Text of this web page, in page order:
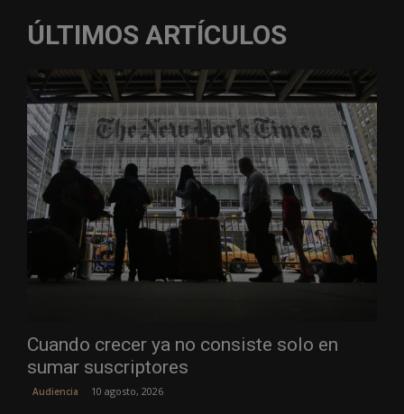
ÚLTIMOS ARTÍCULOS
Cuando crecer ya no consiste solo en
sumar suscriptores
Audiencia 10 agosto, 2026